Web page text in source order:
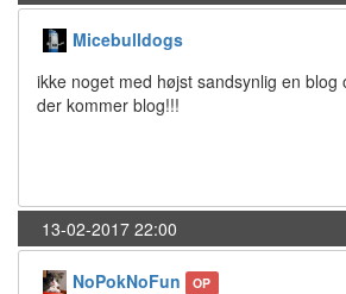
Micebulldogs
ikke noget med højst sandsynlig en blog
der kommer blog!!!
13-02-2017 22:00
NoPokNoFun OP